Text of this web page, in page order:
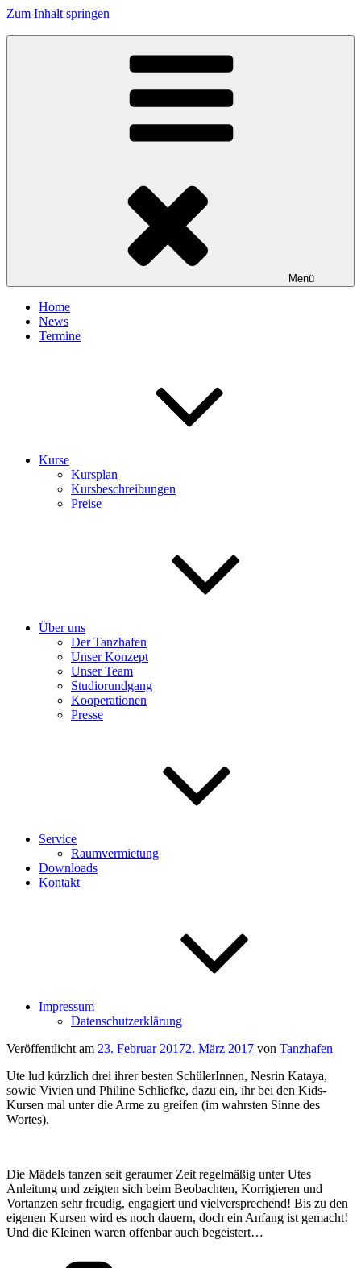
Zum Inhalt springen
Menü
Home
News
Termine
Kurse
Kursplan
Kursbeschreibungen
Preise
Über uns
Der Tanzhafen
Unser Konzept
Unser Team
Studiorundgang
Kooperationen
Presse
Service
Raumvermietung
Downloads
Kontakt
Impressum
Datenschutzerklärung
Veröffentlicht am 23. Februar 20172. März 2017 von Tanzhafen
Ute lud kürzlich drei ihrer besten SchülerInnen, Nesrin Kataya,
sowie Vivien und Philine Schliefke, dazu ein, ihr bei den Kids-
Kursen mal unter die Arme zu greifen (im wahrsten Sinne des
Wortes).
Die Mädels tanzen seit geraumer Zeit regelmäßig unter Utes
Anleitung und zeigten sich beim Beobachten, Korrigieren und
Vortanzen sehr freudig, engagiert und vielversprechend! Bis zu den
eigenen Kursen wird es noch dauern, doch ein Anfang ist gemacht!
Und die Kleinen waren offenbar auch begeistert…